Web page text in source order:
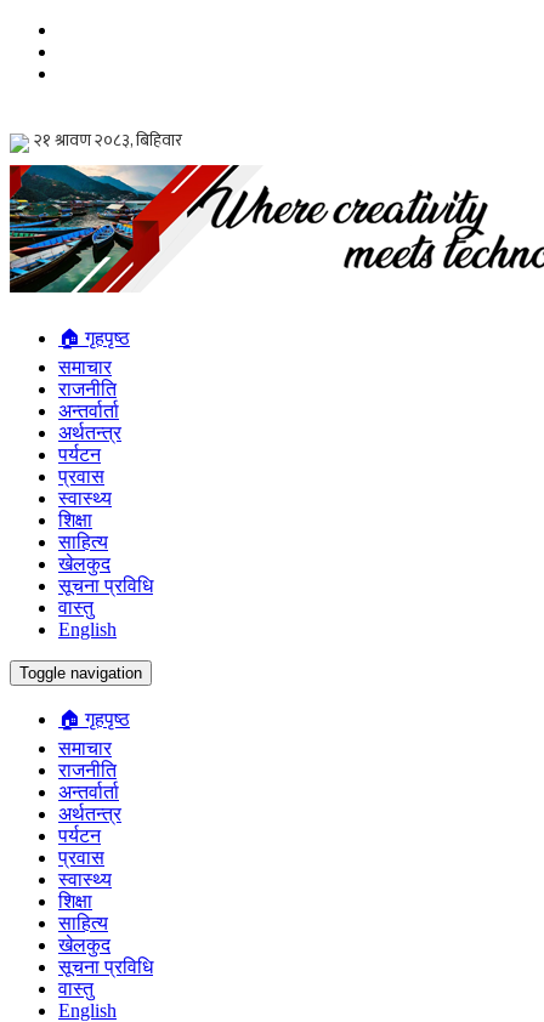
🏠 गृहपृष्ठ
समाचार
राजनीति
अन्तर्वार्ता
अर्थतन्त्र
पर्यटन
प्रवास
स्वास्थ्य
शिक्षा
साहित्य
खेलकुद
सूचना प्रविधि
वास्तु
English
Toggle navigation
🏠 गृहपृष्ठ
समाचार
राजनीति
अन्तर्वार्ता
अर्थतन्त्र
पर्यटन
प्रवास
स्वास्थ्य
शिक्षा
साहित्य
खेलकुद
सूचना प्रविधि
वास्तु
English